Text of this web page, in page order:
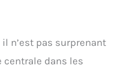
n’est pas surprenant
centrale dans les